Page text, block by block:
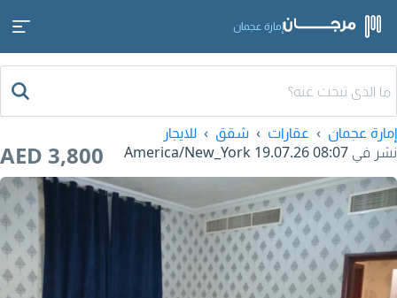
إمارة عجمان
إمارة عجمان عقارات شقق
للايجار
نشر في 19.07.26 08:07
AED 3,800